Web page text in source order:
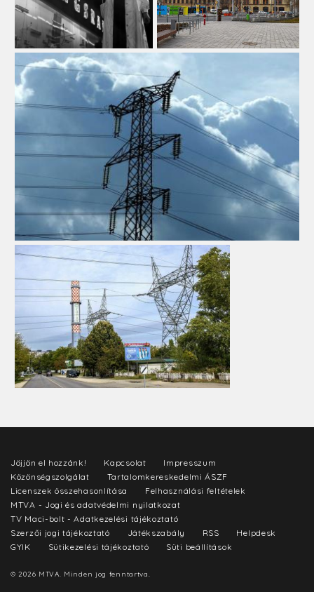
Jöjjön el hozzánk! Kapcsolat
Impresszum
Közönségszolgálat
Tartalomkereskedelmi ÁSZF
Licenszek összehasonlítása
Felhasználási feltételek
MTVA - Jogi és adatvédelmi nyilatkozat
TV Maci-bolt - Adatkezelési tájékoztató
Szerzői jogi tájékoztató
Játékszabály RSS
Helpdesk
GYIK
Sütikezelési tájékoztató Süti beállítások
© 2026 MTVA. Minden jog fenntartva.